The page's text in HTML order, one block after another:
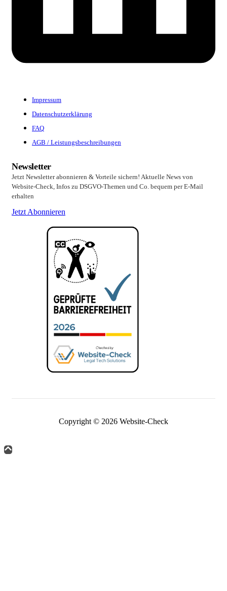
Impressum
Datenschutzerklärung
FAQ
AGB / Leistungsbeschreibungen
Newsletter
Jetzt Newsletter abonnieren & Vorteile sichern! Aktuelle News von
Website-Check, Infos zu DSGVO-Themen und Co. bequem per E-Mail
erhalten
Jetzt Abonnieren
Copyright © 2026 Website-Check